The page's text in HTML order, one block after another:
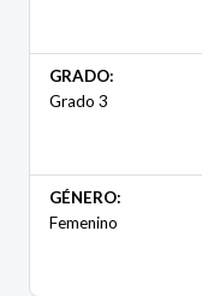
GRADO:
Grado 3
GÉNERO:
Femenino